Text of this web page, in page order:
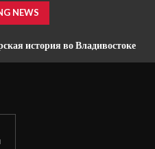
NEWS
история во Владивостоке